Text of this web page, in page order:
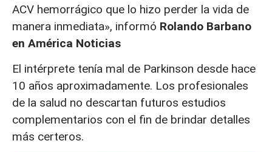
ACV hemorrágico que lo hizo perder la vida de
manera inmediata», informó Rolando Barbano
en América Noticias
El intérprete tenía mal de Parkinson desde hace
10 años aproximadamente. Los profesionales
de la salud no descartan futuros estudios
complementarios con el fin de brindar detalles
más certeros.